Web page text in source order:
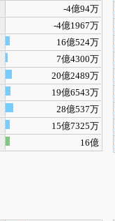
-4億94万
-4億1967万
16億524万
7億4300万
20億2489万
19億6543万
28億537万
15億7325万
16億